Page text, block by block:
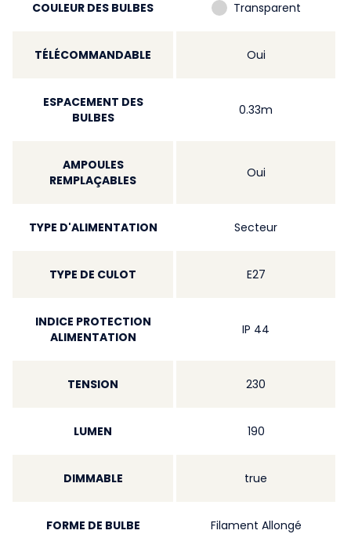
COULEUR DES BULBES Transparent
TÉLÉCOMMANDABLE Oui
ESPACEMENT DES
BULBES
0.33m
AMPOULES
REMPLAÇABLES
Oui
TYPE D'ALIMENTATION Secteur
TYPE DE CULOT E27
INDICE PROTECTION
ALIMENTATION
IP 44
TENSION 230
LUMEN 190
DIMMABLE true
FORME DE BULBE Filament Allongé